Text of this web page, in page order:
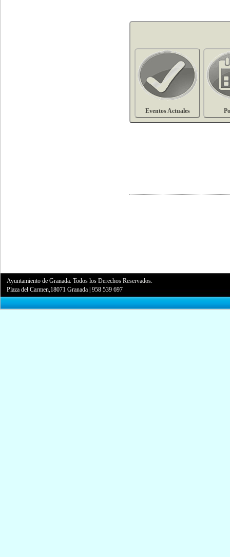
Eventos Actuales
Ayuntamiento de Granada. Todos los Derechos Reservados.
Plaza del Carmen,18071 Granada |958 539 697